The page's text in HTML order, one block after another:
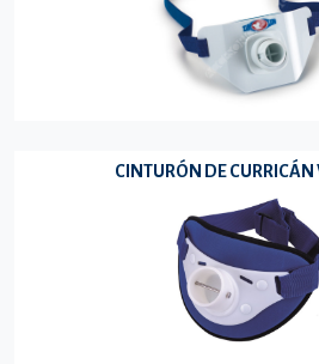
CINTURÓN DE CURRICÁN